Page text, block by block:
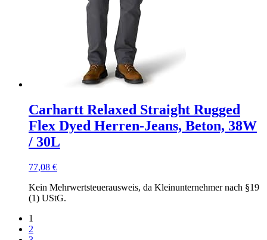
Carhartt Relaxed Straight Rugged
Flex Dyed Herren-Jeans, Beton, 38W
/ 30L
77,08 €
Kein Mehrwertsteuerausweis, da Kleinunternehmer nach §19
(1) UStG.
1
2